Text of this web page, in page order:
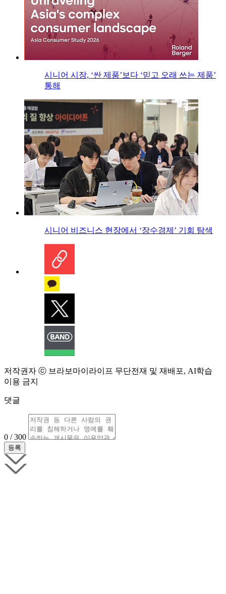
시니어 시장, ‘싼 제품’보다 ‘믿고 오래 쓰는 제품’
통해
시니어 비즈니스 현장에서 ‘장수경제’ 기회 탐색
저작권자 ⓒ 브라보마이라이프 무단전재 및 재배포, AI학습
이용 금지
댓글
0 / 300